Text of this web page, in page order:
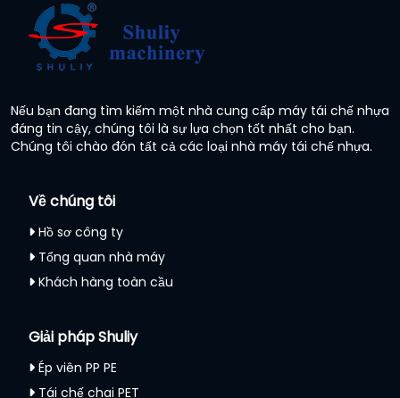
Nếu bạn đang tìm kiếm một nhà cung cấp máy tái chế nhựa
đáng tin cậy, chúng tôi là sự lựa chọn tốt nhất cho bạn.
Chúng tôi chào đón tất cả các loại nhà máy tái chế nhựa.
Về chúng tôi
Hồ sơ công ty
Tổng quan nhà máy
Khách hàng toàn cầu
Giải pháp Shuliy
Ép viên PP PE
Tái chế chai PET